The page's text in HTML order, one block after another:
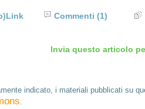
Commenti (1)
Invia questo articolo
indicato, i materiali pubblicati su